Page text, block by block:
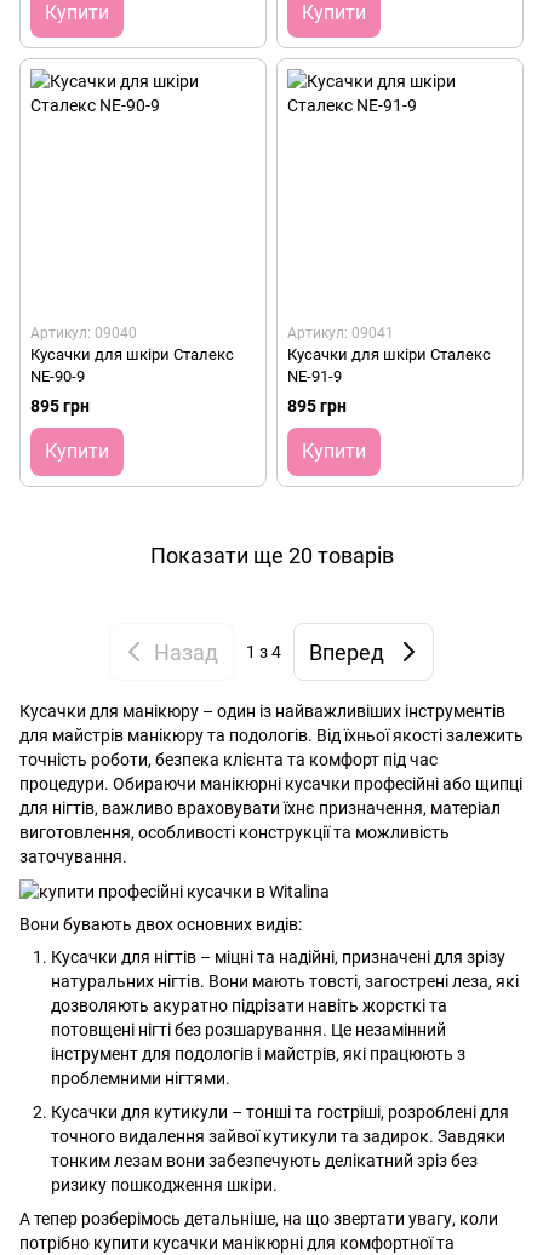
Купити Купити
Артикул: 09040
Кусачки для шкіри Сталекс
NE-90-9
895 грн
Купити
Артикул: 09041
Кусачки для шкіри Сталекс
NE-91-9
895 грн
Купити
Показати ще 20 товарів
Назад 1 з 4 Вперед
Кусачки для манікюру – один із найважливіших інструментів
для майстрів манікюру та подологів. Від їхньої якості залежить
точність роботи, безпека клієнта та комфорт під час
процедури. Обираючи манікюрні кусачки професійні або щипці
для нігтів, важливо враховувати їхнє призначення, матеріал
виготовлення, особливості конструкції та можливість
заточування.
Вони бувають двох основних видів:
Кусачки для нігтів – міцні та надійні, призначені для зрізу
натуральних нігтів. Вони мають товсті, загострені леза, які
дозволяють акуратно підрізати навіть жорсткі та
потовщені нігті без розшарування. Це незамінний
інструмент для подологів і майстрів, які працюють з
проблемними нігтями.
Кусачки для кутикули – тонші та гостріші, розроблені для
точного видалення зайвої кутикули та задирок. Завдяки
тонким лезам вони забезпечують делікатний зріз без
ризику пошкодження шкіри.
А тепер розберімось детальніше, на що звертати увагу, коли
потрібно купити кусачки манікюрні для комфортної та